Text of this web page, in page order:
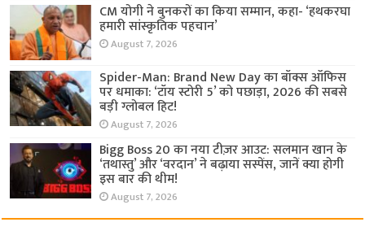
CM योगी ने बुनकरों का किया सम्मान, कहा- ‘हथकरघा
हमारी सांस्कृतिक पहचान’
August 7, 2026
Spider-Man: Brand New Day का बॉक्स ऑफिस
पर धमाका: ‘टॉय स्टोरी 5’ को पछाड़ा, 2026 की सबसे
बड़ी ग्लोबल हिट!
August 7, 2026
Bigg Boss 20 का नया टीज़र आउट: सलमान खान के
‘तथास्तु’ और ‘वरदान’ ने बढ़ाया सस्पेंस, जानें क्या होगी
इस बार की थीम!
August 7, 2026